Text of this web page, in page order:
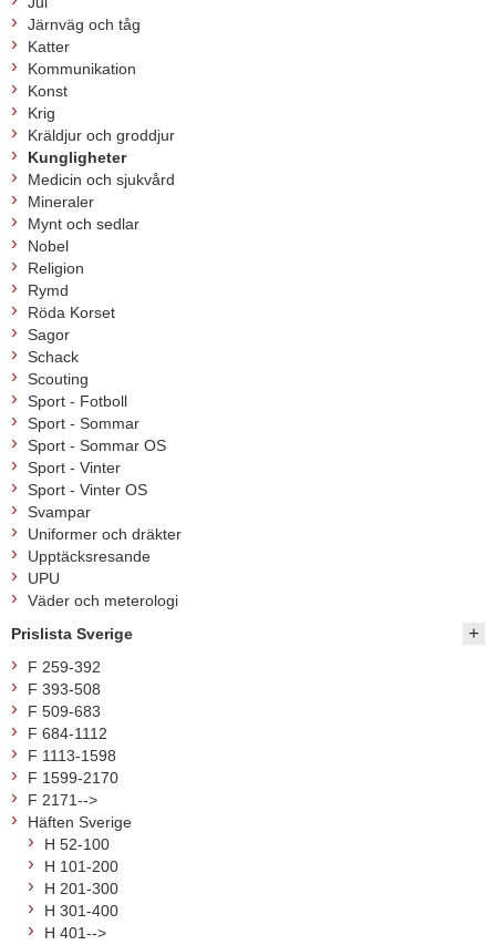
Järnväg och tåg
Katter
Kommunikation
Konst
Krig
Kräldjur och groddjur
Kungligheter
Medicin och sjukvård
Mineraler
Mynt och sedlar
Nobel
Religion
Rymd
Röda Korset
Sagor
Schack
Scouting
Sport - Fotboll
Sport - Sommar
Sport - Sommar OS
Sport - Vinter
Sport - Vinter OS
Svampar
Uniformer och dräkter
Upptäcksresande
UPU
Väder och meterologi
Prislista Sverige
F 259-392
F 393-508
F 509-683
F 684-1112
F 1113-1598
F 1599-2170
F 2171-->
Häften Sverige
H 52-100
H 101-200
H 201-300
H 301-400
H 401-->